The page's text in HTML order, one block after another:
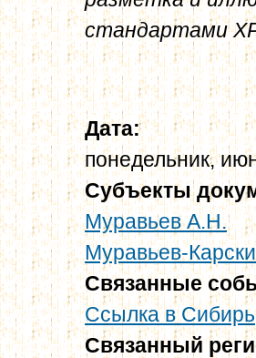
стандартами
Дата:
понедельник,
Субъекты
Муравьев А.Н.
Муравьев-
Связанные
Ссылка в Сибирь
Связанный